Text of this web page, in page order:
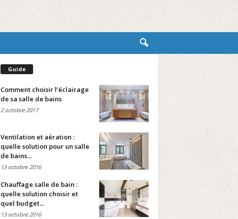
Guide
Comment choisir l’éclairage
de sa salle de bains
2 octobre 2017
Ventilation et aération :
quelle solution pour un salle
de bains...
13 octobre 2016
Chauffage salle de bain :
quelle solution choisir et
quel budget...
13 octobre 2016